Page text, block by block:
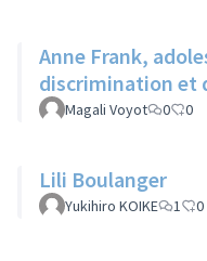
Anne Frank,
discrimination et
Magali Voyot 0 0
Lili Boulanger
Yukihiro KOIKE 1 0